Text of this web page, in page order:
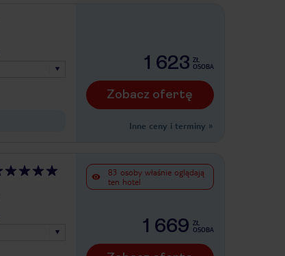
1 623 ZŁ
OSOBA
Zobacz ofertę
Inne ceny i terminy »
83 osoby właśnie oglądają
ten hotel
1 669 ZŁ
OSOBA